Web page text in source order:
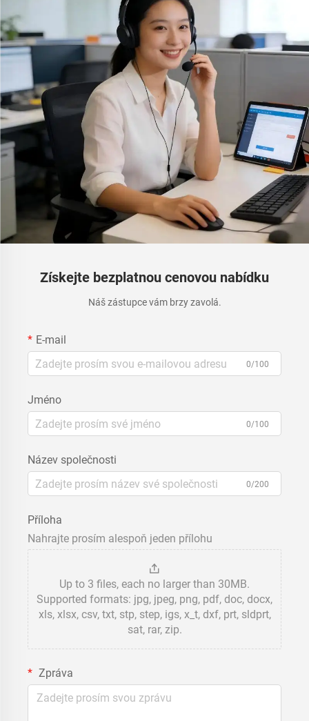
Získejte bezplatnou cenovou nabídku
Náš zástupce vám brzy zavolá.
E-mail
0/100
Jméno
0/100
Název společnosti
0/200
Příloha
Nahrajte prosím alespoň jeden přílohu
Up to 3 files, each no larger than 30MB.
Supported formats: jpg, jpeg, png, pdf, doc, docx,
xls, xlsx, csv, txt, stp, step, igs, x_t, dxf, prt, sldprt,
sat, rar, zip.
Zpráva